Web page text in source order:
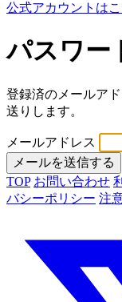
公式アカウントは
パスワー
登録済のメールア
送りします。
メールアドレス
TOP お問い合わせ
バシーポリシー 注